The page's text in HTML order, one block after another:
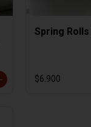
Spring
$6.900